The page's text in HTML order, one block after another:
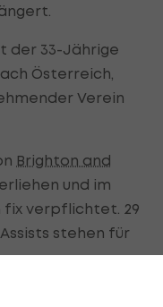
der 33-Jährige
Österreich,
Verein
Brighton and
und im
fix verpflichtet. 29
stehen für
Stammverein,